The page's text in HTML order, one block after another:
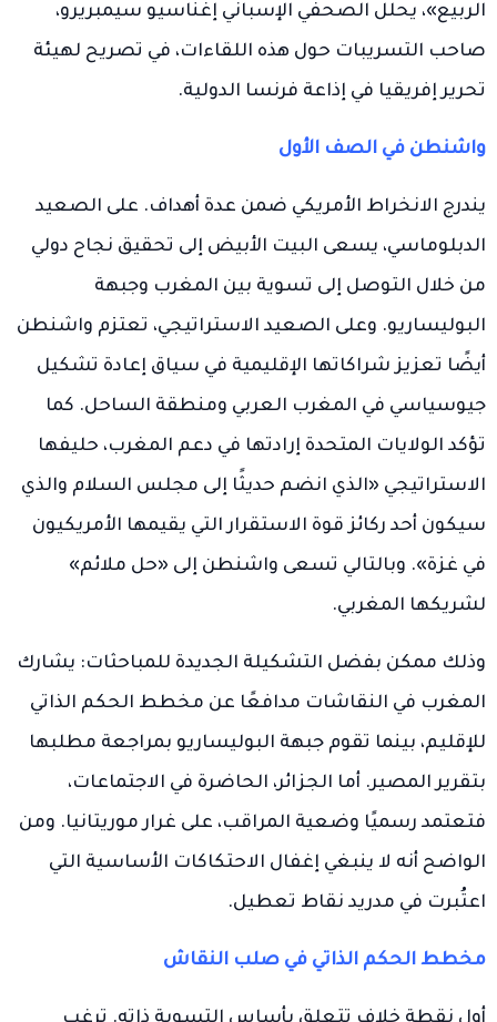
الربيع»، يحلل الصحفي الإسباني إغناسيو سيمبريرو،
صاحب التسريبات حول هذه اللقاءات، في تصريح لهيئة
تحرير إفريقيا في إذاعة فرنسا الدولية.
واشنطن في الصف الأول
يندرج الانخراط الأمريكي ضمن عدة أهداف. على الصعيد
الدبلوماسي، يسعى البيت الأبيض إلى تحقيق نجاح دولي
من خلال التوصل إلى تسوية بين المغرب وجبهة
البوليساريو. وعلى الصعيد الاستراتيجي، تعتزم واشنطن
أيضًا تعزيز شراكاتها الإقليمية في سياق إعادة تشكيل
جيوسياسي في المغرب العربي ومنطقة الساحل. كما
تؤكد الولايات المتحدة إرادتها في دعم المغرب، حليفها
الاستراتيجي «الذي انضم حديثًا إلى مجلس السلام والذي
سيكون أحد ركائز قوة الاستقرار التي يقيمها الأمريكيون
في غزة». وبالتالي تسعى واشنطن إلى «حل ملائم»
لشريكها المغربي.
وذلك ممكن بفضل التشكيلة الجديدة للمباحثات: يشارك
المغرب في النقاشات مدافعًا عن مخطط الحكم الذاتي
للإقليم، بينما تقوم جبهة البوليساريو بمراجعة مطلبها
بتقرير المصير. أما الجزائر، الحاضرة في الاجتماعات،
فتعتمد رسميًا وضعية المراقب، على غرار موريتانيا. ومن
الواضح أنه لا ينبغي إغفال الاحتكاكات الأساسية التي
اعتُبرت في مدريد نقاط تعطيل.
مخطط الحكم الذاتي في صلب النقاش